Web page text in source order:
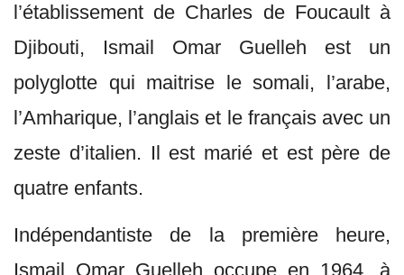
l’établissement de Charles de Foucault à
Djibouti, Ismail Omar Guelleh est un
polyglotte qui maitrise le somali, l’arabe,
l’Amharique, l’anglais et le français avec un
zeste d’italien. Il est marié et est père de
quatre enfants.
Indépendantiste de la première heure,
Ismail Omar Guelleh occupe en 1964, à